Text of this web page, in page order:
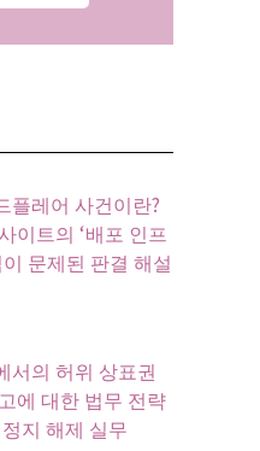
플레어 사건이란?
이트의 ‘배포 인프
이 문제된 판결 해설
서의 허위 상표권
에 대한 법무 전략
지 해제 실무